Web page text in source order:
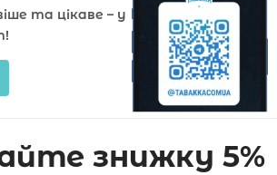
та цікаве – у
знижку 5%